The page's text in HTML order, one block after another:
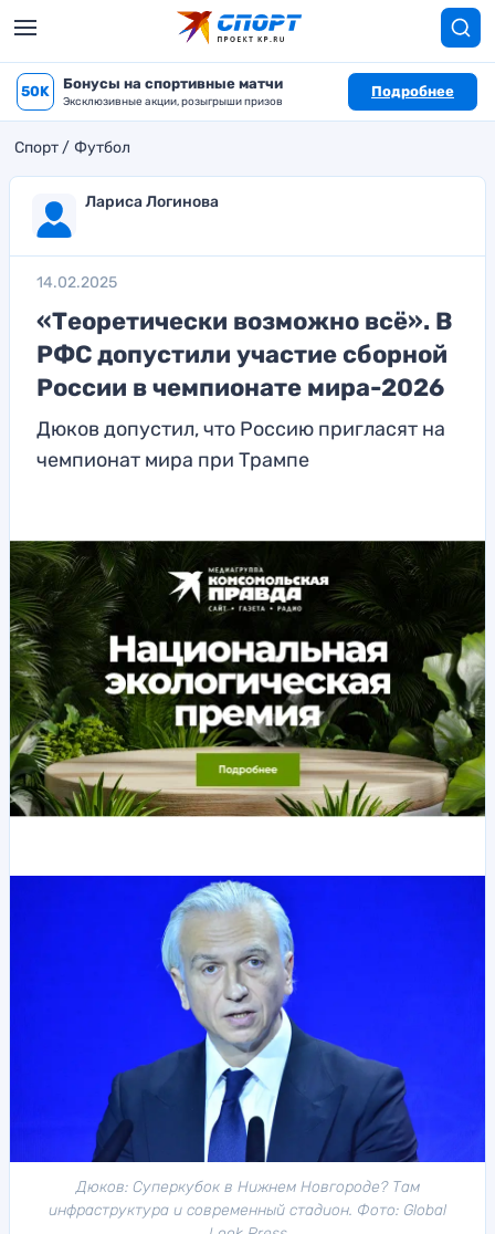
50K Бонусы на спортивные матчи
Эксклюзивные акции, розыгрыши призов
Подробнее
Спорт Футбол
Лариса Логинова
14.02.2025
«Теоретически возможно всё». В
РФС допустили участие сборной
России в чемпионате мира-2026
Дюков допустил, что Россию пригласят на
чемпионат мира при Трампе
Дюков: Суперкубок в Нижнем Новгороде? Там
инфраструктура и современный стадион. Фото: Global